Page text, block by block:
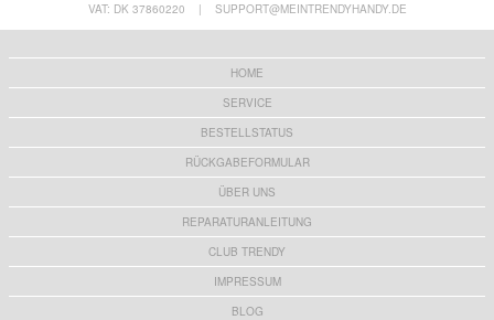
VAT: DK 37860220
| SUPPORT@MEINTRENDYHANDY.DE
HOME
SERVICE
BESTELLSTATUS
RÜCKGABEFORMULAR
ÜBER UNS
REPARATURANLEITUNG
CLUB TRENDY
IMPRESSUM
BLOG